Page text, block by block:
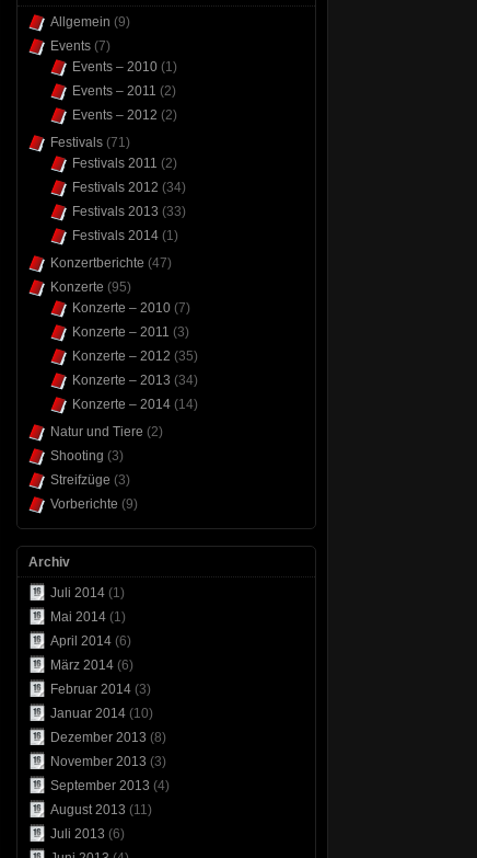
Allgemein (9)
Events (7)
Events – 2010 (1)
Events – 2011 (2)
Events – 2012 (2)
Festivals (71)
Festivals 2011 (2)
Festivals 2012 (34)
Festivals 2013 (33)
Festivals 2014 (1)
Konzertberichte (47)
Konzerte (95)
Konzerte – 2010 (7)
Konzerte – 2011 (3)
Konzerte – 2012 (35)
Konzerte – 2013 (34)
Konzerte – 2014 (14)
Natur und Tiere (2)
Shooting (3)
Streifzüge (3)
Vorberichte (9)
Archiv
Juli 2014 (1)
Mai 2014 (1)
April 2014 (6)
März 2014 (6)
Februar 2014 (3)
Januar 2014 (10)
Dezember 2013 (8)
November 2013 (3)
September 2013 (4)
August 2013 (11)
Juli 2013 (6)